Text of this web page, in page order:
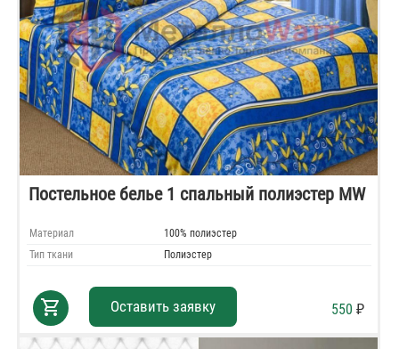
Постельное белье 1 спальный полиэстер MW
Материал
100% полиэстер
Тип ткани
Полиэстер
shopping_cart Оставить заявку 550 ₽